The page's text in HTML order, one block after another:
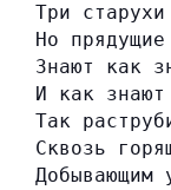
Три
Но
Знают как
И как
Так
Сквозь
Добывающим